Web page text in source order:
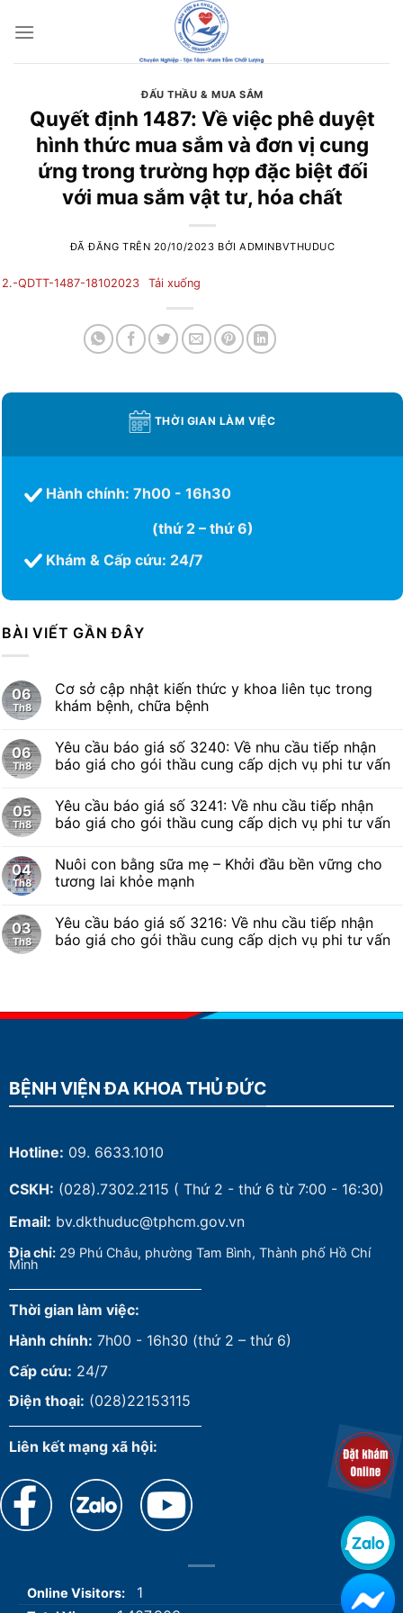
đến
ĐẤU THẦU & MUA SẮM
Quyết định 1487: Về việc phê duyệt
hình thức mua sắm và đơn vị cung
ứng trong trường hợp đặc biệt đối
với mua sắm vật tư, hóa chất
ĐÃ ĐĂNG TRÊN 20/10/2023 BỞIADMINBVTHUDUC
2.-QDTT-1487-18102023 Tải xuống
THỜI GIAN LÀM VIỆC
Hành chính: 7h00 - 16h30
(thứ 2 – thứ 6)
Khám & Cấp cứu: 24/7
BÀI VIẾT GẦN ĐÂY
06
Th8
Cơ sở cập nhật kiến thức y khoa liên tục trong
khám bệnh, chữa bệnh
06
Th8
Yêu cầu báo giá số 3240: Về nhu cầu tiếp nhận
báo giá cho gói thầu cung cấp dịch vụ phi tư vấn
05
Th8
Yêu cầu báo giá số 3241: Về nhu cầu tiếp nhận
báo giá cho gói thầu cung cấp dịch vụ phi tư vấn
04
Th8
Nuôi con bằng sữa mẹ – Khởi đầu bền vững cho
tương lai khỏe mạnh
03
Th8
Yêu cầu báo giá số 3216: Về nhu cầu tiếp nhận
báo giá cho gói thầu cung cấp dịch vụ phi tư vấn
BỆNH VIỆN ĐA KHOA THỦ ĐỨC
Hotline: 09. 6633.1010
CSKH: (028).7302.2115 ( Thứ 2 - thứ 6 từ 7:00 - 16:30)
Email: bv.dkthuduc@tphcm.gov.vn
Địa chỉ: 29 Phú Châu, phường Tam Bình, Thành phố Hồ Chí
Minh
Thời gian làm việc:
Hành chính: 7h00 - 16h30 (thứ 2 – thứ 6)
Cấp cứu: 24/7
Điện thoại: (028)22153115
Liên kết mạng xã hội:
Online Visitors: 1